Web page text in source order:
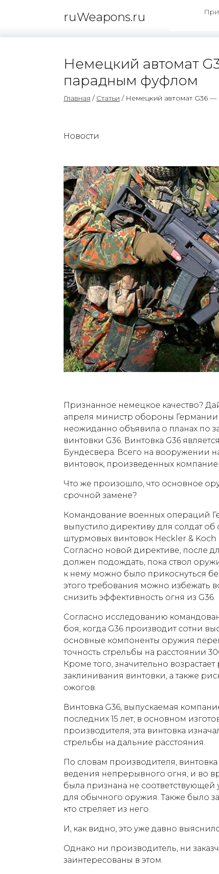
ruWeapons.ru
Немецкий автомат
парадным фуфлом
Главная / Статьи / Немецкий автомат G36
Новости
Признанное немецкое качество?
апреля министр обороны
неожиданно объявила о планах по
винтовки G36. Винтовка G36
Бундесвера. Всего на вооружении
винтовок, произведенных
Что же произошло, что основное
срочной замене?
Командование военных операций
выпустило директиву для солдат
штурмовых винтовок Heckler & Koch
Согласно новой директиве, после
должен подождать, пока ствол
к нему можно было прикоснуться
этого требования можно избежать
снизить эффективность огня из G36.
Согласно исследованию
боя, когда G36 производит сотни
основные компоненты оружия
точность стрельбы на расстоянии
Кроме того, значительно
заклинивания винтовки, а также
ожогов.
Винтовка G36, выпускаемая
последних 15 лет, в основном
производителя, эта винтовка
стрельбы на дальние расстояния.
По словам производителя,
ведения непрерывного огня, и во
была признана не
для обычного оружия. Также было
кто стреляет из него.
И, как видно, это уже давно
Однако ни производитель, ни
заинтересованы в этом.